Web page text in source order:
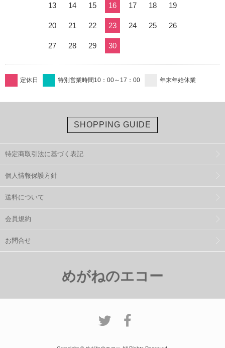
13 14 15 16 17 18 19
20 21 22 23 24 25 26
27 28 29 30
定休日 特別営業時間10：00～17：00 年末年始休業
SHOPPING GUIDE
特定商取引法に基づく表記
個人情報保護方針
送料について
会員規約
お問合せ
めがねのエコー